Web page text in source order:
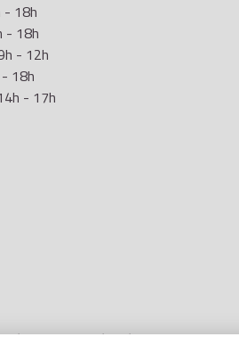
- 18h
- 18h
- 12h
- 18h
- 17h
Légales- Site réalisé parLR Marketing